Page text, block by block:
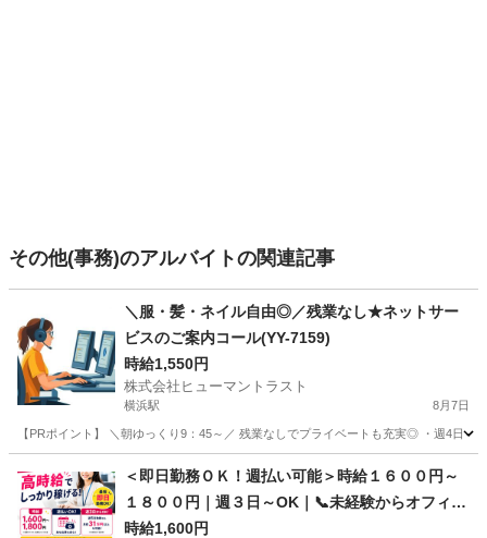
その他(事務)のアルバイトの関連記事
＼服・髪・ネイル自由◎／残業なし★ネットサー
ビスのご案内コール(YY-7159)
時給1,550円
株式会社ヒューマントラスト
横浜駅 8月7日
【PRポイント】 ＼朝ゆっくり9：45～／ 残業なしでプライベートも充実◎ ・週4日
横浜駅 電話対応 ヒューマントラスト
＜即日勤務ＯＫ！週払い可能＞時給１６００円～
１８００円｜週３日～OK｜📞未経験からオフィス
ワークへ📞カスタマーサポート｜東京都内勤務
時給1,600円